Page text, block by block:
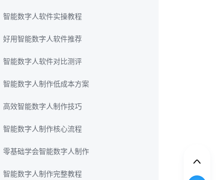
智能数字人软件实操教程
好用智能数字人软件推荐
智能数字人软件对比测评
智能数字人制作低成本方案
高效智能数字人制作技巧
智能数字人制作核心流程
零基础学会智能数字人制作
智能数字人制作完整教程